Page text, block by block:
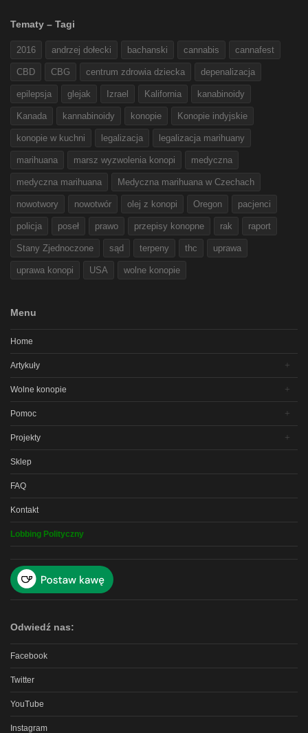
Tematy – Tagi
2016 andrzej dołecki bachanski cannabis cannafest
CBD CBG centrum zdrowia dziecka depenalizacja
epilepsja glejak Izrael Kalifornia kanabinoidy
Kanada kannabinoidy konopie Konopie indyjskie
konopie w kuchni legalizacja legalizacja marihuany
marihuana marsz wyzwolenia konopi medyczna
medyczna marihuana Medyczna marihuana w Czechach
nowotwory nowotwór olej z konopi Oregon pacjenci
policja poseł prawo przepisy konopne rak raport
Stany Zjednoczone sąd terpeny thc uprawa
uprawa konopi USA wolne konopie
Menu
Home
Artykuły
Wolne konopie
Pomoc
Projekty
Sklep
FAQ
Kontakt
Lobbing Polityczny
Odwiedź nas:
Facebook
Twitter
YouTube
Instagram